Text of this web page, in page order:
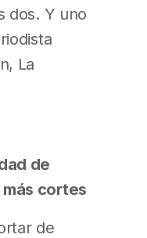
dos. Y uno
La
de
cortes
de